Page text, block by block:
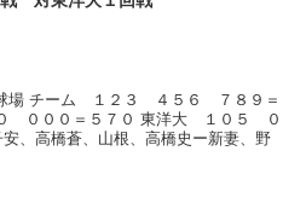
場 チーム １２３ ４５６ ７８９＝
０００＝５７０ 東洋大 １０５ ０
、高橋蒼、山根、高橋史ー新妻、野